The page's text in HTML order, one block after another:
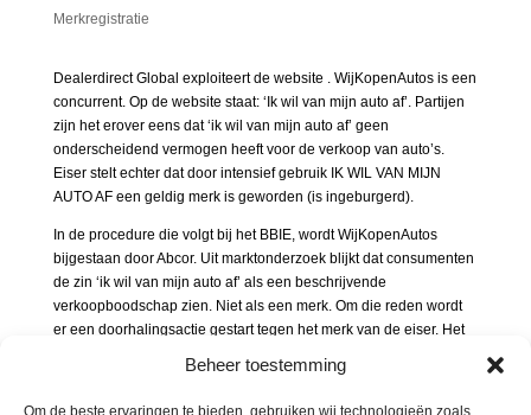
Beheer toestemming
Om de beste ervaringen te bieden, gebruiken wij technologieën zoals
Merkregistratie
Dealerdirect Global exploiteert de website . WijKopenAutos is een
concurrent. Op de website staat: ‘Ik wil van mijn auto af’. Partijen
zijn het erover eens dat ‘ik wil van mijn auto af’ geen
onderscheidend vermogen heeft voor de verkoop van auto’s.
Eiser stelt echter dat door intensief gebruik IK WIL VAN MIJN
AUTO AF een geldig merk is geworden (is ingeburgerd).
In de procedure die volgt bij het BBIE, wordt WijKopenAutos
bijgestaan door Abcor. Uit marktonderzoek blijkt dat consumenten
de zin ‘ik wil van mijn auto af’ als een beschrijvende
verkoopboodschap zien. Niet als een merk. Om die reden wordt
er een doorhalingsactie gestart tegen het merk van de eiser. Het